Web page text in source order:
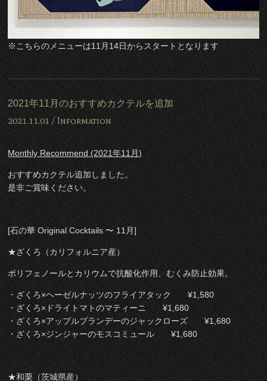
※こちらのメニューは11月14日からスタートとなります
2021年11月のおすすめカクテルを追加
2021.11.01 /Information
Monthly Recommend (2021年11月)
おすすめカクテル追加しました。
是非ご賞味ください。
[石の華 Original Cocktails 〜 11月]
★ざくろ（カリフォルニア産）
ポリフェノールとカリウムで抗酸化作用、むくみ防止効果。
・ざくろ×ヘーゼルナッツのフライアタック ¥1,580
・ざくろ×ドライトマトのマティーニ ¥1,680
・ざくろ×アップルブランデーのジャックローズ ¥1,680
・ざくろ×ジンジャーのモスコミュール ¥1,680
★和栗（茨城県産）